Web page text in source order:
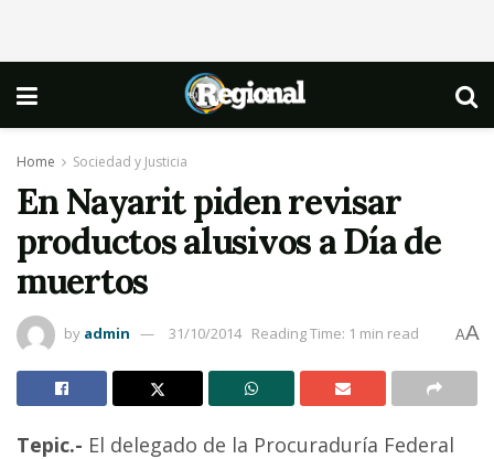
Home Sociedad y Justicia
En Nayarit piden revisar
productos alusivos a Día de
muertos
by admin 31/10/2014 Reading Time: 1 min read AA
Tepic.- El delegado de la Procuraduría Federal